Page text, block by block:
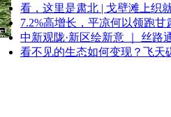
看，这里是肃北 | 戈壁滩上织
7.2%高增长，平凉何以领跑甘
中新观陇·新区绘新意 ｜ 丝路
看不见的生态如何变现？飞天